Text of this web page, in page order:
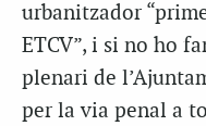
urbanitzador
ETCV”, i si no ho
plenari de
per la via penal a